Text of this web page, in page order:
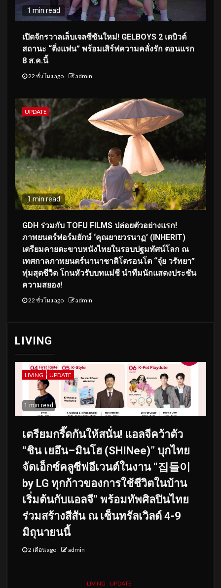
1 min read
เปิดจักรวาลเล็บเจลซีซันใหม่! GELBOYS 2 เดบิวต์
สถานะ “ติ่งแฟน” พร้อมเสิร์ฟความคลั่งรัก ตอนแรก
8 ส.ค.นี้
22 ชั่วโมง ago admin
UPDATE
1 min read
GDH ร่วมกับ TOFU FILMS ปล่อยตัวอย่างแรก!
ภาพยนตร์ฟอร์มยักษ์ ‘คุณยายวรนาฏ’ (INHERIT)
เตรียมคายตะขาบหนังไทยในรอบปฐมทัศน์โลก ณ
เทศกาลภาพยนตร์นานาชาติโตรอนโต “จุ๋ย วรัทยา”
ทุ่มสุดชีวิต โกนหัวรับบทแม่ชี นำทีมนักแสดงประชัน
ความสยอง!
22 ชั่วโมง ago admin
LIVING
LIVING UPDATE
1 min read
เตรียมกรี๊ดกันให้สนั่น! แอลจีคว้าตัว
“ชิน เยอึน–มินโฮ (SHINee)” บุกไทย
จัดเอ็กซ์คลูซีฟอีเวนต์ในงาน “집들이
by LG ทุกก้าวของการใช้ชีวิตในบ้าน
เริ่มต้นกับแอลจี” พร้อมทัพศิลปินไทย
ร่วมสร้างสีสัน ณ เซ็นทรัลเวิลด์ 4-9
มิถุนายนนี้
2 เดือน ago admin
LIVING UPDATE